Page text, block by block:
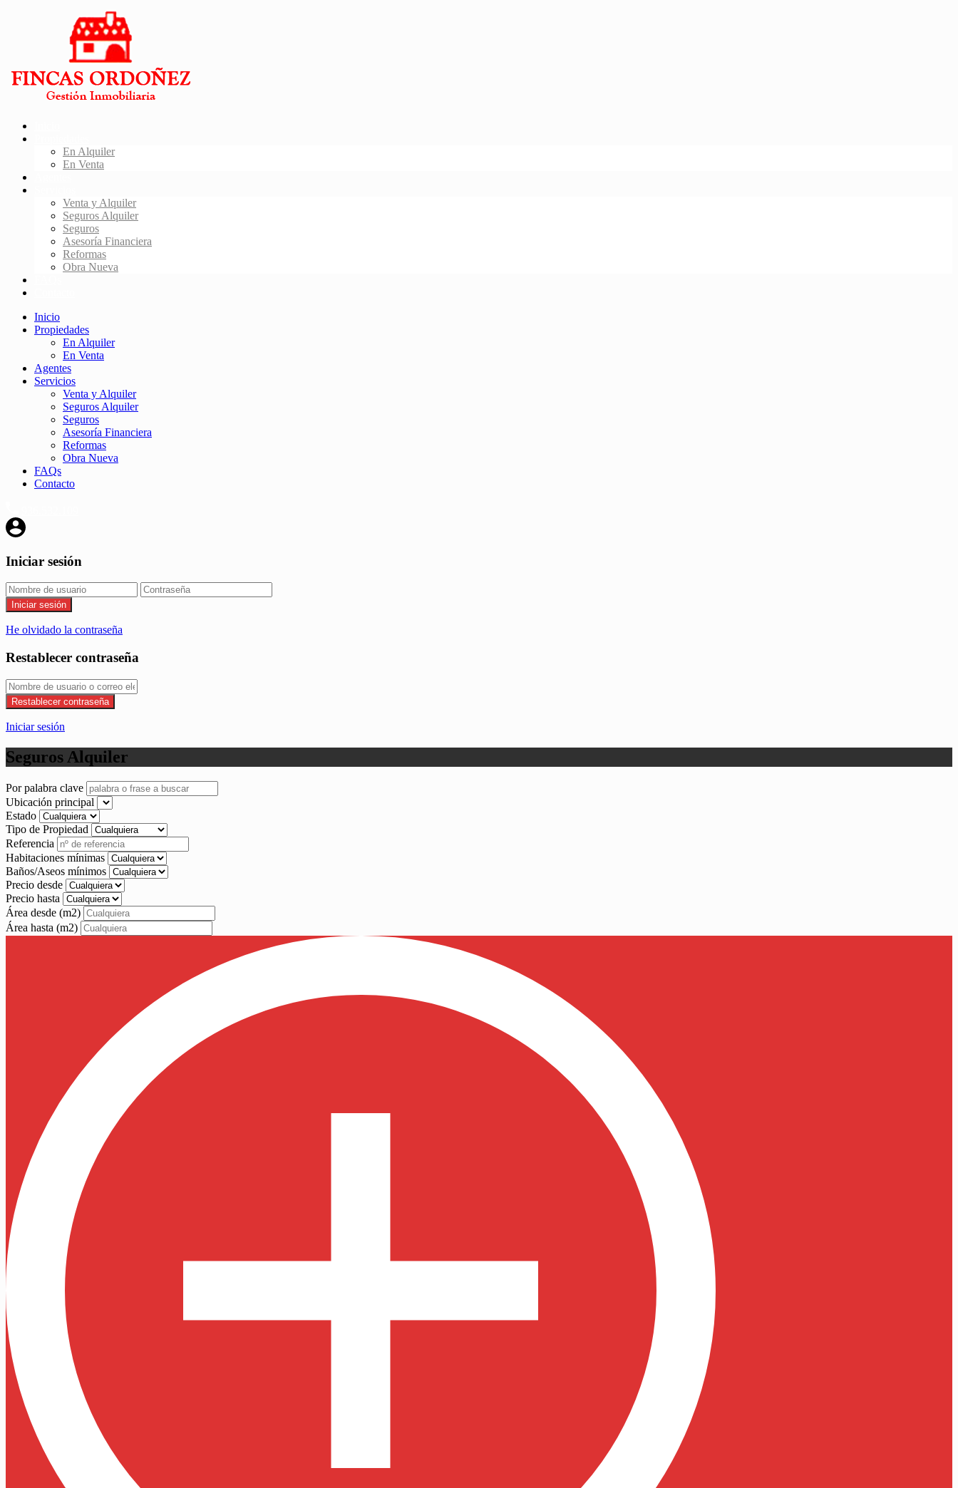
En Alquiler
En Venta
Venta y Alquiler
Seguros Alquiler
Seguros
Asesoría Financiera
Reformas
Obra Nueva
Inicio
Propiedades
En Alquiler
En Venta
Agentes
Servicios
Venta y Alquiler
Seguros Alquiler
Seguros
Asesoría Financiera
Reformas
Obra Nueva
FAQs
Contacto
Iniciar sesión
Iniciar sesión
He olvidado la contraseña
Restablecer contraseña
Restablecer contraseña
Iniciar sesión
Seguros Alquiler
Por palabra clave
Ubicación principal
Estado
Tipo de Propiedad
Referencia
Habitaciones mínimas
Baños/Aseos mínimos
Precio desde
Precio hasta
Área desde (m2)
Área hasta (m2)